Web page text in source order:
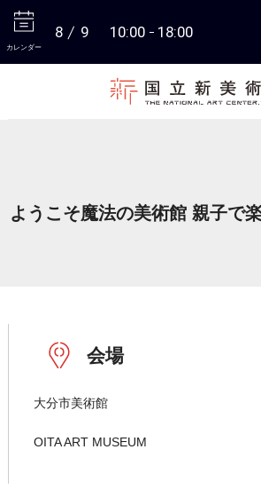
カレンダー
8 9 10:00 18:00
ようこそ魔法の美術館 親子で
会場
大分市美術館
OITA ART MUSEUM